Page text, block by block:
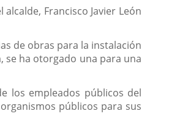
Francisco Javier León
de obras para la instalación
se ha otorgado una para una
los empleados públicos del
públicos para sus